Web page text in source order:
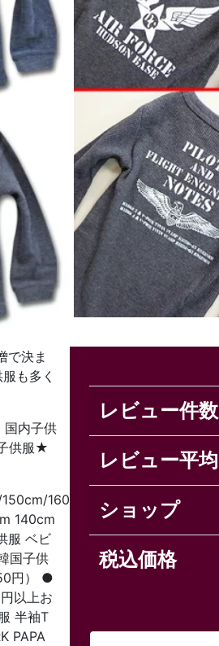
で決ま
も多く
国内子供
供服★
160cm/170cm
140cm
服 ベビ
国子供
円） ●
以上お
半袖T
PAPA
レビュー件数
レビュー平均
ショップ
税込価格